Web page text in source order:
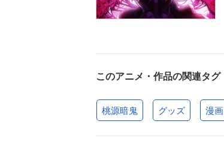
このアニメ・作品の関連タグ
桃源暗鬼 グッズ 漫画